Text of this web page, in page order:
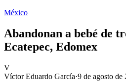
México
Abandonan a bebé de
Ecatepec, Edomex
V
Víctor Eduardo García·9 de agosto de